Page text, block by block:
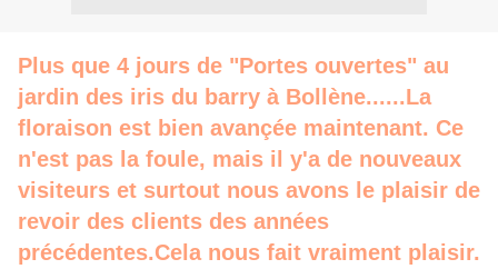
Plus que 4 jours de "Portes ouvertes" au
jardin des iris du barry à Bollène......La
floraison est bien avançée maintenant. Ce
n'est pas la foule, mais il y'a de nouveaux
visiteurs et surtout nous avons le plaisir de
revoir des clients des années
précédentes.Cela nous fait vraiment plaisir.